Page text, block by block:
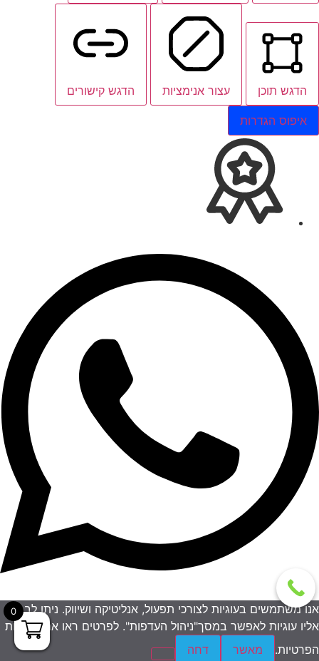
הדגש תוכן עצור אנימציות הדגש קישורים
איפוס הגדרות
0
אנו משתמשים בעוגיות לצורכי תפעול, אנליטיקה ושיווק. ניתן לבחור
אליו עוגיות לאפשר במסך"ניהול העדפות". לפרטים ראו את מדיניות
הפרטיות.
מאשר דחה